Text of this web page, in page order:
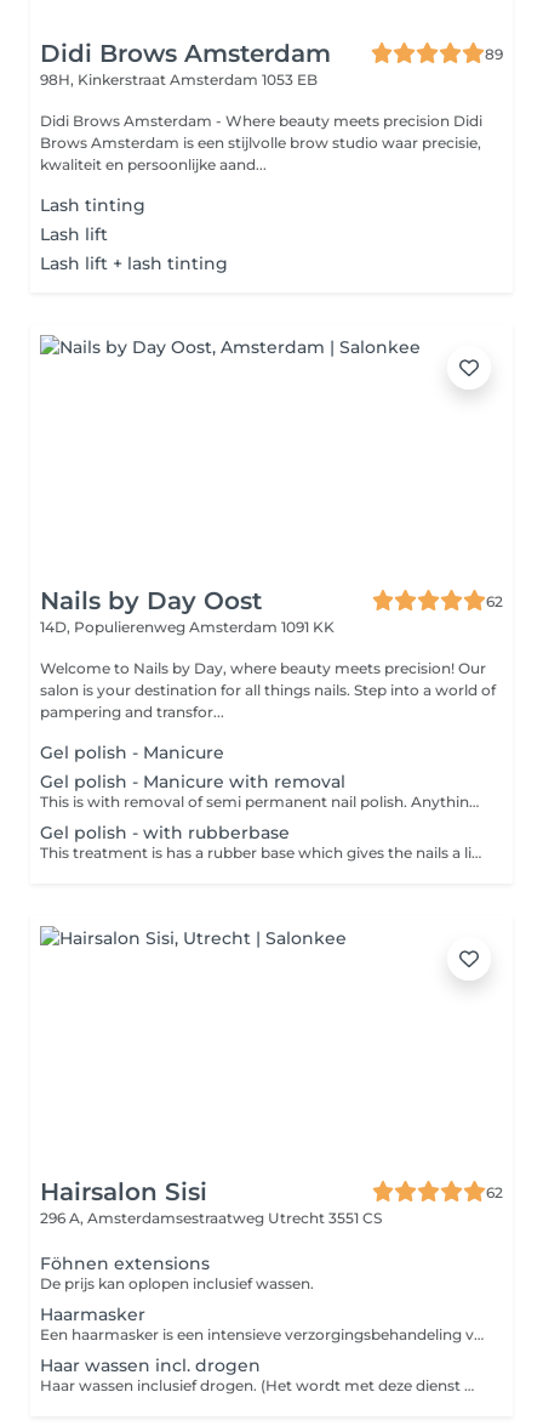
Didi Brows Amsterdam
89
98H, Kinkerstraat Amsterdam 1053 EB
Didi Brows Amsterdam - Where beauty meets precision Didi
Brows Amsterdam is een stijlvolle brow studio waar precisie,
kwaliteit en persoonlijke aand...
Lash tinting
Lash lift
Lash lift + lash tinting
Nails by Day Oost
62
14D, Populierenweg Amsterdam 1091 KK
Welcome to Nails by Day, where beauty meets precision! Our
salon is your destination for all things nails. Step into a world of
pampering and transfor...
Gel polish - Manicure
Gel polish - Manicure with removal
This is with removal of semi permanent nail polish. Anything other than this, should be booked separately as a removal service.
Gel polish - with rubberbase
This treatment is has a rubber base which gives the nails a little help with staying strong. This is perfect for those that need help growing their nails. This treatment also includes a dry manicure.
Hairsalon Sisi
62
296 A, Amsterdamsestraatweg Utrecht 3551 CS
Föhnen extensions
De prijs kan oplopen inclusief wassen.
Haarmasker
Een haarmasker is een intensieve verzorgingsbehandeling voor het haar, ontworpen om diep te voeden, te herstellen en te hydrateren. In tegenstelling tot gewone conditioners dringt een haarmasker dieper door in de haarvezel en blijft het meestal langer in het haar zitten, wat zorgt voor een krachtigere werking.
Haar wassen incl. drogen
Haar wassen inclusief drogen. (Het wordt met deze dienst NIET in model geföhnd.